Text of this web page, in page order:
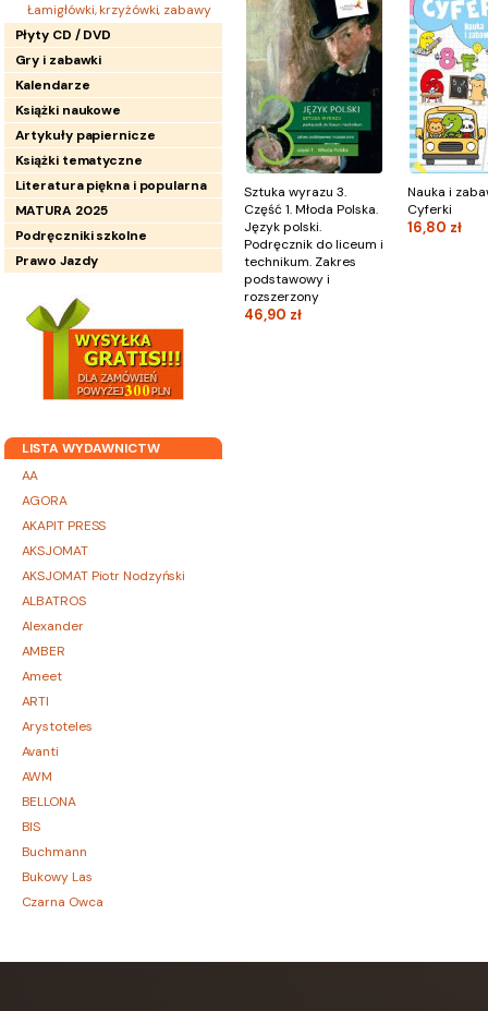
Łamigłówki, krzyżówki, zabawy
Płyty CD / DVD
Gry i zabawki
Kalendarze
Książki naukowe
Artykuły papiernicze
Książki tematyczne
Literatura piękna i popularna
MATURA 2025
Podręczniki szkolne
Prawo Jazdy
LISTA WYDAWNICTW
AA
AGORA
AKAPIT PRESS
AKSJOMAT
AKSJOMAT Piotr Nodzyński
ALBATROS
Alexander
AMBER
Ameet
ARTI
Arystoteles
Avanti
AWM
BELLONA
BIS
Buchmann
Bukowy Las
Czarna Owca
Sztuka wyrazu 3.
Część 1. Młoda Polska.
Język polski.
Podręcznik do liceum i
technikum. Zakres
podstawowy i
rozszerzony
46,90 zł
Nauka i
Cyferki
16,80 zł